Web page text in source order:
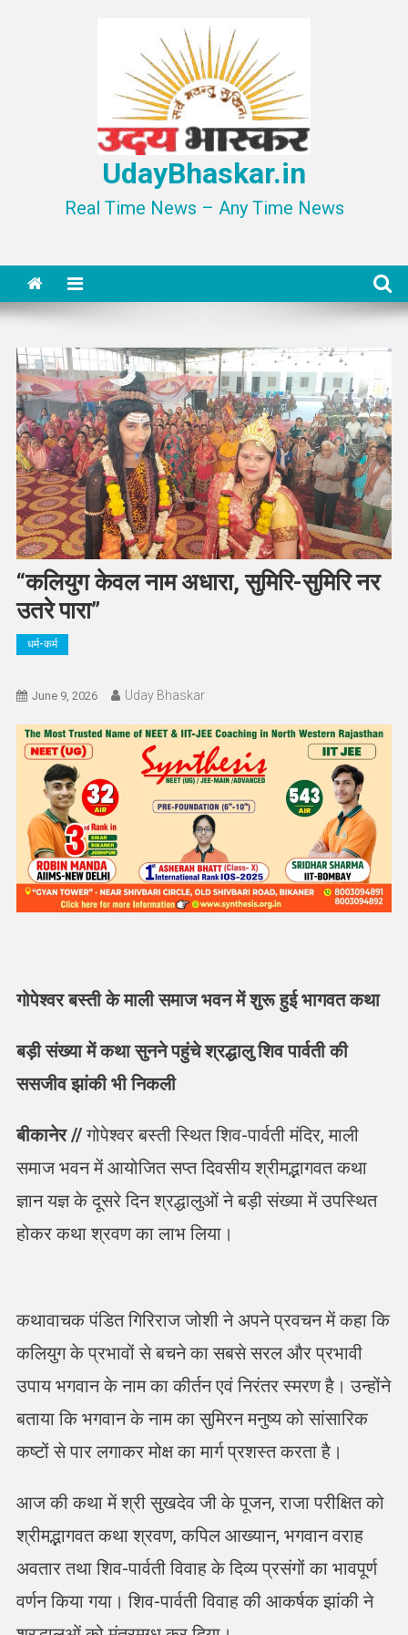
UdayBhaskar.in
Real Time News – Any Time News
“कलियुग केवल नाम अधारा, सुमिरि-सुमिरि नर
उतरे पारा”
धर्म-कर्म
June 9, 2026 Uday Bhaskar
गोपेश्वर बस्ती के माली समाज भवन में शुरू हुई भागवत कथा
बड़ी संख्या में कथा सुनने पहुंचे श्रद्धालु शिव पार्वती की
ससजीव झांकी भी निकली
बीकानेर //गोपेश्वर बस्ती स्थित शिव-पार्वती मंदिर, माली
समाज भवन में आयोजित सप्त दिवसीय श्रीमद्भागवत कथा
ज्ञान यज्ञ के दूसरे दिन श्रद्धालुओं ने बड़ी संख्या में उपस्थित
होकर कथा श्रवण का लाभ लिया।
कथावाचक पंडित गिरिराज जोशी ने अपने प्रवचन में कहा कि
कलियुग के प्रभावों से बचने का सबसे सरल और प्रभावी
उपाय भगवान के नाम का कीर्तन एवं निरंतर स्मरण है। उन्होंने
बताया कि भगवान के नाम का सुमिरन मनुष्य को सांसारिक
कष्टों से पार लगाकर मोक्ष का मार्ग प्रशस्त करता है।
आज की कथा में श्री सुखदेव जी के पूजन, राजा परीक्षित को
श्रीमद्भागवत कथा श्रवण, कपिल आख्यान, भगवान वराह
अवतार तथा शिव-पार्वती विवाह के दिव्य प्रसंगों का भावपूर्ण
वर्णन किया गया। शिव-पार्वती विवाह की आकर्षक झांकी ने